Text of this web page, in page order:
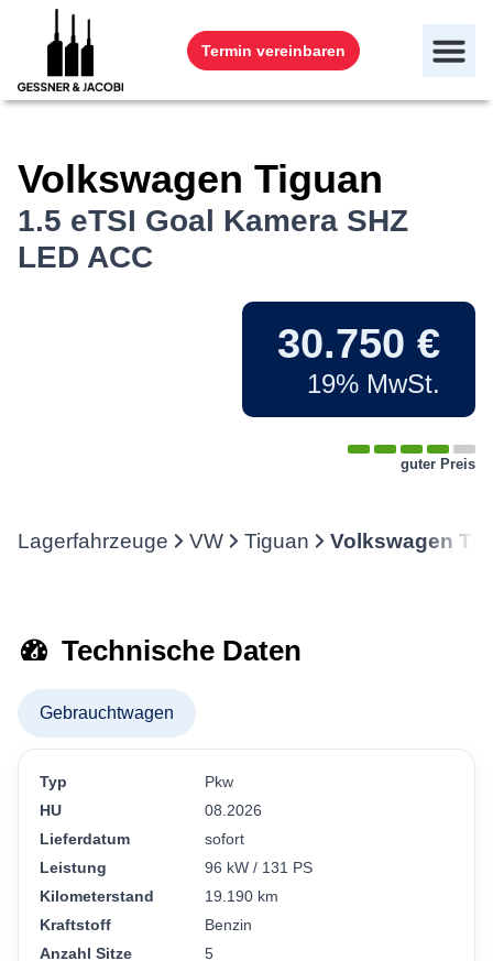
Termin vereinbaren
Volkswagen Tiguan
1.5 eTSI Goal Kamera SHZ
LED ACC
30.750 €
19% MwSt.
guter Preis
Lagerfahrzeuge VW Tiguan Volkswagen
Technische Daten
Gebrauchtwagen
Typ
Pkw
HU
08.2026
Lieferdatum
sofort
Leistung
96 kW / 131 PS
Kilometerstand
19.190 km
Kraftstoff
Benzin
Anzahl Sitze
5